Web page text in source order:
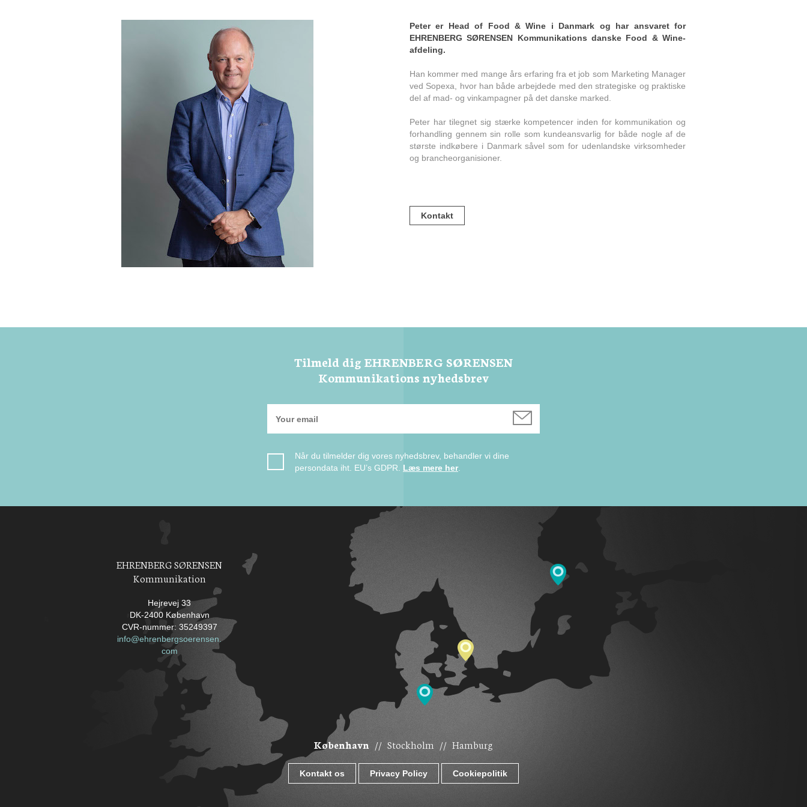
Peter er Head of Food & Wine i Danmark og har ansvaret for
EHRENBERG SØRENSEN Kommunikations danske Food & Wine-
afdeling.
Han kommer med mange års erfaring fra et job som Marketing Manager
ved Sopexa, hvor han både arbejdede med den strategiske og praktiske
del af mad- og vinkampagner på det danske marked.
Peter har tilegnet sig stærke kompetencer inden for kommunikation og
forhandling gennem sin rolle som kundeansvarlig for både nogle af de
største indkøbere i Danmark såvel som for udenlandske virksomheder
og brancheorganisioner.
Kontakt
Tilmeld dig EHRENBERG SØRENSEN
Kommunikations nyhedsbrev
Når du tilmelder dig vores nyhedsbrev, behandler vi dine
persondata iht. EU’s GDPR. Læs mere her.
EHRENBERG SØRENSEN
Kommunikation
Hejrevej 33
DK-2400 København
CVR-nummer: 35249397
info@ehrenbergsoerensen.
com
København // Stockholm // Hamburg
Kontakt os Privacy Policy Cookiepolitik